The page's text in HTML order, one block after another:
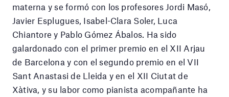
materna y se formó con los profesores Jordi Masó,
Javier Esplugues, Isabel-Clara Soler, Luca
Chiantore y Pablo Gómez Ábalos. Ha sido
galardonado con el primer premio en el XII Arjau
de Barcelona y con el segundo premio en el VII
Sant Anastasi de Lleida y en el XII Ciutat de
Xàtiva, y su labor como pianista acompañante ha